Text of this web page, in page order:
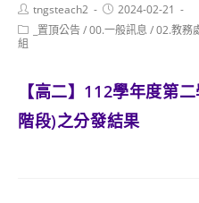
Post
author:
tngsteach2
Post
published:
2024-02-21
Post
category:
_置頂公告/00.一般訊息 /02.教務
組
【高二】112學年度第
階段)之分發結果